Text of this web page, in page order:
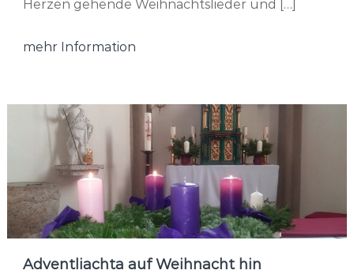
Herzen gehende Weihnachtslieder und […]
mehr Information
Adventliachta auf Weihnacht hin